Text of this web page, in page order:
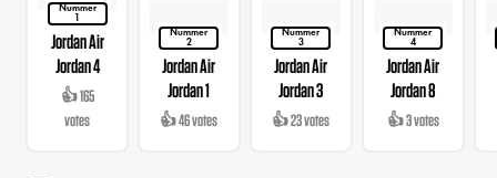
Nummer
1
Jordan Air
Jordan 4
👍 165
votes
Nummer
2
Jordan Air
Jordan 1
👍 46 votes
Nummer
3
Jordan Air
Jordan 3
👍 23 votes
Nummer
4
Jordan Air
Jordan 8
👍 3 votes